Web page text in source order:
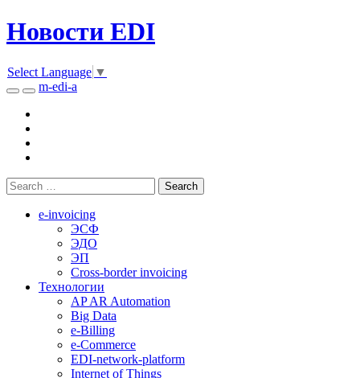
Новости EDI
Select Language ▼
m-edi-a
e-invoicing
ЭСФ
ЭДО
ЭП
Cross-border invoicing
Технологии
AP AR Automation
Big Data
e-Billing
e-Commerce
EDI-network-platform
Internet of Things